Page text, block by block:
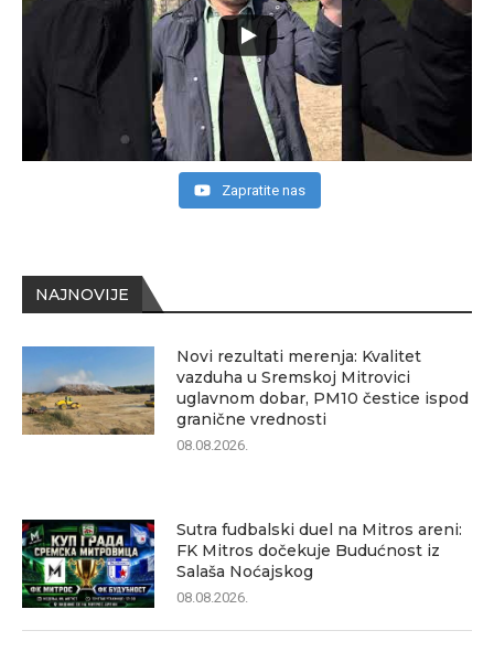
NAJNOVIJE
Novi rezultati merenja: Kvalitet
vazduha u Sremskoj Mitrovici
uglavnom dobar, PM10 čestice ispod
granične vrednosti
08.08.2026.
Sutra fudbalski duel na Mitros areni:
FK Mitros dočekuje Budućnost iz
Salaša Noćajskog
08.08.2026.
Zapratite nas